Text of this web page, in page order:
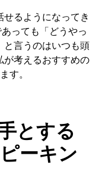
るようになってき
っても「どうやっ
と言うのはいつも頭
が考えるおすすめの
す。
とする
ーキン